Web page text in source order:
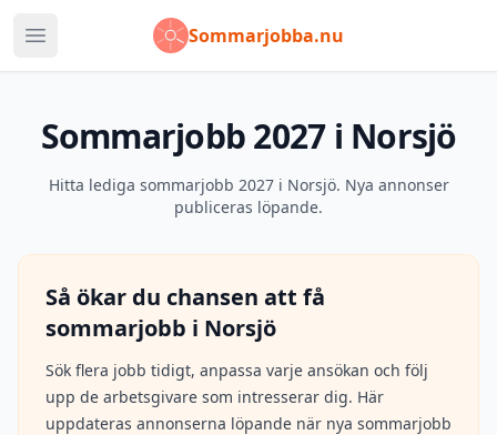
Öppna huvudmenySommarjobba.nu
Sommarjobb 2027 i Norsjö
Hitta lediga sommarjobb 2027 i Norsjö. Nya annonser
publiceras löpande.
Så ökar du chansen att få
sommarjobb i Norsjö
Sök flera jobb tidigt, anpassa varje ansökan och följ
upp de arbetsgivare som intresserar dig. Här
uppdateras annonserna löpande när nya sommarjobb